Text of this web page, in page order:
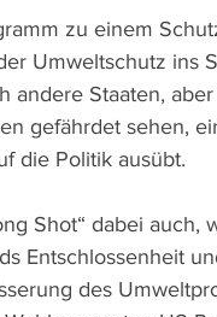
zu einem
Umweltschutz ins
andere Staaten,
gefährdet sehen,
die Politik ausübt.
Shot“ dabei
Entschlossenheit
des